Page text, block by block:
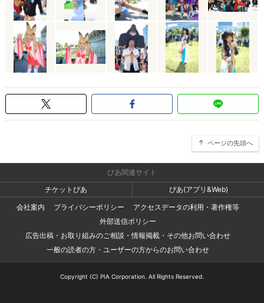
ページの先頭へ
ぴあ関連サイト
チケットぴあ
ぴあ(アプリ&Web)
会社案内
プライバシーポリシー
アクセスデータの利用・著作権等
外部送信ポリシー
広告出稿・お取り組みのご相談・情報掲載・その他お問い合わせ
一般の読者の方・ユーザーの方からのお問い合わせ
Copyright (C) PIA Corporation. All Rights Reserved.